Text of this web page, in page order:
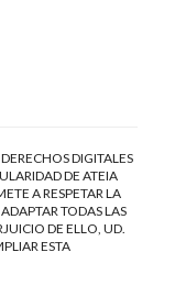
DIGITALES
DE ATEIA
A RESPETAR LA
TODAS LAS
DE ELLO, UD.
ESTA